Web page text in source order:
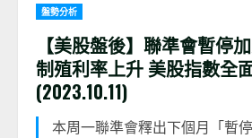
盤勢分析
【美股盤後】聯準會暫停
制殖利率上升 美股指數全
(2023.10.11)
本周一聯準會釋出下個月「暫